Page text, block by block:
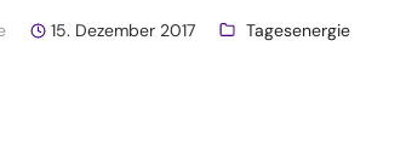
15. Dezember 2017 Tagesenergie